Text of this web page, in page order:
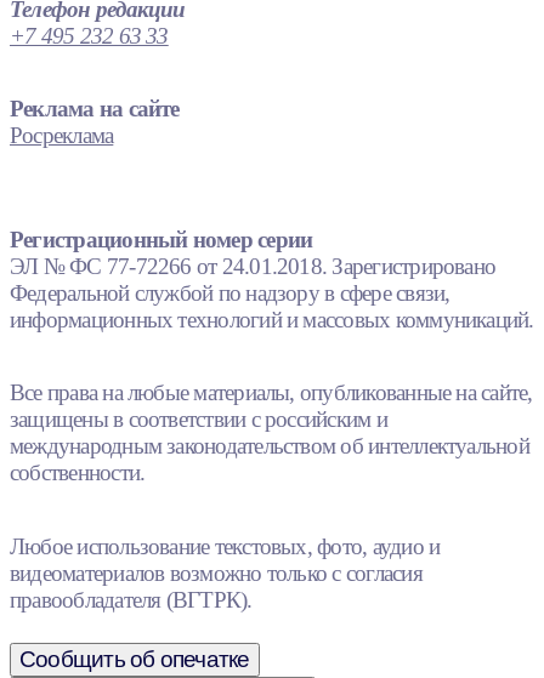
Телефон редакции
+7 495 232 63 33
Реклама на сайте
Росреклама
Регистрационный номер серии
ЭЛ № ФС 77-72266 от 24.01.2018. Зарегистрировано
Федеральной службой по надзору в сфере связи,
информационных технологий и массовых коммуникаций.
Все права на любые материалы, опубликованные на сайте,
защищены в соответствии с российским и
международным законодательством об интеллектуальной
собственности.
Любое использование текстовых, фото, аудио и
видеоматериалов возможно только с согласия
правообладателя (ВГТРК).
Сообщить об опечатке